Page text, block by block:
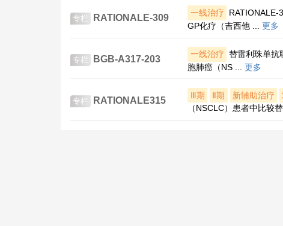
专栏 RATIONALE-309 一线治疗
RATIONALE-
GP化疗（吉西他 ...更多
专栏 BGB-A317-203 一线治疗 替雷利珠单抗
胞肺癌（NS ...更多
专栏 RATIONALE315 Ⅲ期 Ⅱ期 新辅助治疗
（NSCLC）患者中比较